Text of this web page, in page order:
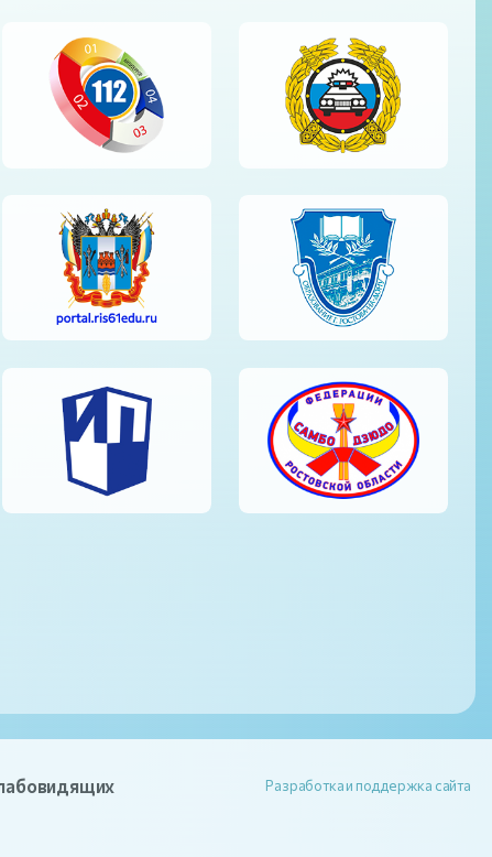
Разработка и поддержка сайта